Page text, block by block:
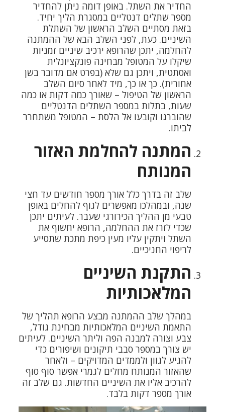
החדיר את השתל. באופן דומה ניתן להחדיר
מספר שתלים דנטליים במסגרת הליך יחיד.
בזאת מסתיים השלב הראשון של השתלת
השיניים. כעת, לפני השלב הבא של ההמתנה
להחלמה, יתכן שהרופא ירכיב שיניים זמניות
שיקלו על המטופל מבחינה פונקציונלית
ואסתטית, ויתכן גם שלא (בפרט אם מדובר בשן
אחורית). כך או כך, מיד לאחר סיום השלב
הראשון של הטיפול – שאורך כמה דקות או כמה
שעות, בתלות במספר השתלים הדנטליים
שהוברגו וקובעו אל הלסת – המטופל משתחרר
לביתו.
המתנה להחלמת האזור
המנותח
שלב זה בדרך כלל אורך מספר חודשים עד חצי
שנה, ובמהלכו מאפשרים לגוף להחלים באופן
טבעי מן ההליך הכירורגי שעבר. לעיתים יתכן
שכדי לזרז את ההחלמה, הרופא יחשוף את
השתל ויתקין עליו מעין כיפת מתכת שתסייע
לריפוי החניכיים.
התקנת השיניים
המלאכותיות
במהלך שלב ההמתנה מבצע הרופא תהליך של
התאמת השיניים המלאכותיות מבחינת גודל,
צבע וצורה למבנה הפה וליתר השיניים. לעיתים
יש צורך במספר סבבי תיקונים ושיפורים כדי
להגיע לגוון ולממדים המדויקים – ולאחר
שהאזור המנותח מחלים לגמרי אפשר סוף סוף
להרכיב אליו את השיניים החדשות. גם שלב זה
אורך מספר דקות בלבד.